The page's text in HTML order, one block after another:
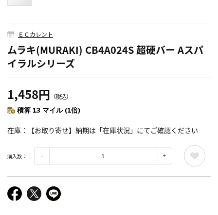
ＥＣカレント
ムラキ(MURAKI) CB4A024S 超硬バー Aスパ
イラルシリーズ
1,458円 （税込）
積算 13 マイル (1倍)
在庫 【お取り寄せ】納期は「在庫状況」にてご確認ください
購入数：